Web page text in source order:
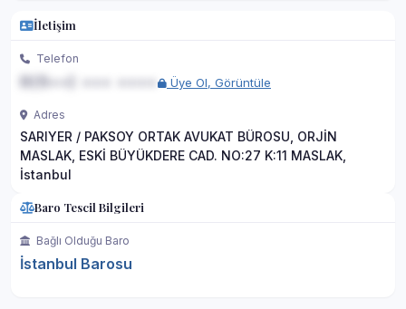
İletişim
Telefon
Üye Ol, Görüntüle
Adres
SARIYER / PAKSOY ORTAK AVUKAT BÜROSU, ORJİN
MASLAK, ESKİ BÜYÜKDERE CAD. NO:27 K:11 MASLAK,
İstanbul
Baro Tescil Bilgileri
Bağlı Olduğu Baro
İstanbul Barosu